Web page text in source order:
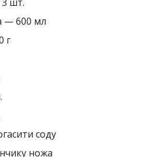
— 600 мл
г
соду
ножа